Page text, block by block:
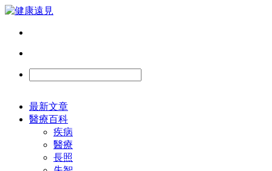
最新文章
醫療百科
疾病
醫療
長照